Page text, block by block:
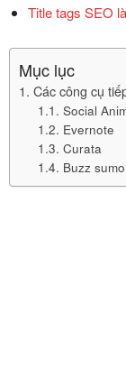
Title tags SEO
Mục lục
Các công cụ
Social
Evernote
Curata
Buzz sumo